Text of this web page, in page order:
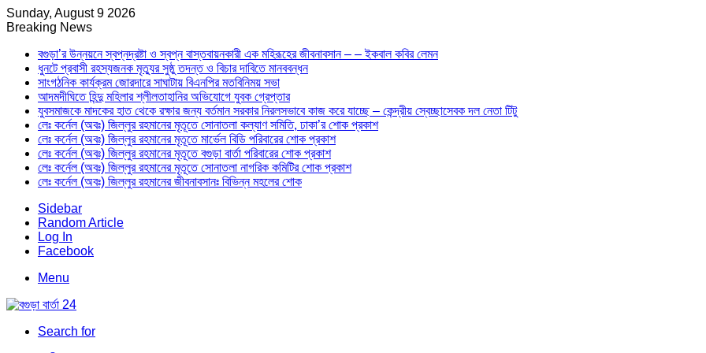
Sunday, August 9 2026
Breaking News
বগুড়া’র উন্নয়নে স্বপ্নদ্রষ্টা ও স্বপ্ন বাস্তবায়নকারী এক মহিরূহের জীবনাবসান – – ইকবাল কবির লেমন
ধুনটে প্রবাসী রহস্যজনক মৃত্যুর সুষ্ঠু তদন্ত ও বিচার দাবিতে মানববন্ধন
সাংগঠনিক কার্যক্রম জোরদারে সাঘাটায় বিএনপির মতবিনিময় সভা
আদমদীঘিতে হিন্দু মহিলার শ্লীলতাহানির অভিযোগে যুবক গ্রেপ্তার
যুবসমাজকে মাদকের হাত থেকে রক্ষার জন্য বর্তমান সরকার নিরলসভাবে কাজ করে যাচ্ছে – কেন্দ্রীয় স্বেচ্ছাসেবক দল নেতা টিটু
লেঃ কর্নেল (অবঃ) জিল্লুর রহমানের মৃতূতে সোনাতলা কল্যাণ সমিতি, ঢাকা’র শোক প্রকাশ
লেঃ কর্নেল (অবঃ) জিল্লুর রহমানের মৃতূতে মার্ভেল বিডি পরিবারের শোক প্রকাশ
লেঃ কর্নেল (অবঃ) জিল্লুর রহমানের মৃতূতে বগুড়া বার্তা পরিবারের শোক প্রকাশ
লেঃ কর্নেল (অবঃ) জিল্লুর রহমানের মৃতূতে সোনাতলা নাগরিক কমিটির শোক প্রকাশ
লেঃ কর্নেল (অবঃ) জিল্লুর রহমানের জীবনাবসানঃ বিভিন্ন মহলের শোক
Sidebar
Random Article
Log In
Facebook
Menu
Search for